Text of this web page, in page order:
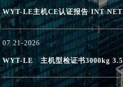
WYT-LE主机CE认证报告 INT NET
07 21-2026